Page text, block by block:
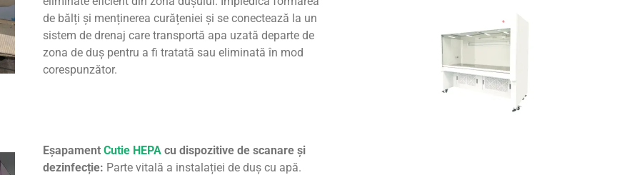
de bălți și menținerea curățeniei și se conectează la un
sistem de drenaj care transportă apa uzată departe de
zona de duș pentru a fi tratată sau eliminată în mod
corespunzător.
Eșapament Cutie HEPAcu dispozitive de scanare și
dezinfecție: Parte vitală a instalației de duș cu apă.